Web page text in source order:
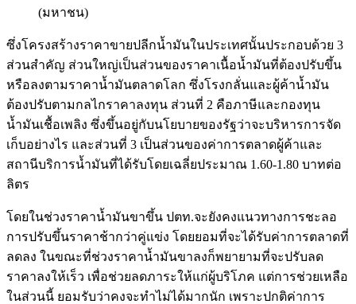
(มหาชน)
ซึ่งโครงสร้างราคาขายปลีกน้ำมันในประเทศนั้นประกอบด้วย 3
ส่วนสำคัญ ส่วนใหญ่เป็นส่วนของราคาเนื้อน้ำมันที่ต้องปรับขึ้น
หรือลงตามราคาน้ำมันตลาดโลก ซึ่งโรงกลั่นและผู้ค้าน้ำมัน
ต้องปรับตามกลไกราคาลงทุน ส่วนที่ 2 คือภาษีและกองทุน
น้ำมันเชื้อเพลิง ซึ่งขึ้นอยู่กับนโยบายของรัฐว่าจะบริหารการจัด
เก็บอย่างไร และส่วนที่ 3 เป็นส่วนของค่าการตลาดผู้ค้าและ
สถานีบริการน้ำมันที่ได้รับโดยเฉลี่ยประมาณ 1.60-1.80 บาทต่อ
ลิตร
โดยในช่วงราคาน้ำมันขาขึ้น ปตท.จะยังคงแนวทางการชะลอ
การปรับขึ้นราคาช้ากว่าคู่แข่ง โดยยอมที่จะได้รับค่าการตลาดที่
ลดลง ในขณะที่ช่วงราคาน้ำมันขาลงก็พยายามที่จะปรับลด
ราคาลงให้เร็ว เพื่อช่วยลดภาระให้แก่ผู้บริโภค แต่การช่วยเหลือ
ในส่วนนี้ ยอมรับว่าคงจะทำไม่ได้มากนัก เพราะปกติค่าการ